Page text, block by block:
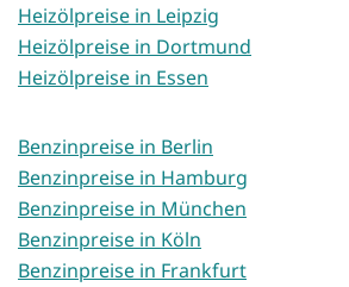
Heizölpreise in Leipzig
Heizölpreise in Dortmund
Heizölpreise in Essen
Benzinpreise in Berlin
Benzinpreise in Hamburg
Benzinpreise in München
Benzinpreise in Köln
Benzinpreise in Frankfurt